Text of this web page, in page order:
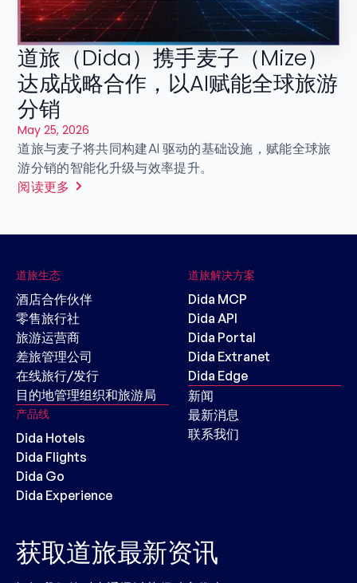
道旅（Dida）携手麦子（Mize）
达成战略合作，以AI赋能全球旅游
分销
May 25, 2026
道旅与麦子将共同构建AI 驱动的基础设施，赋能全球旅
游分销的智能化升级与效率提升。
阅读更多
道旅生态
酒店合作伙伴
零售旅行社
旅游运营商
差旅管理公司
在线旅行/发行
目的地管理组织和旅游局
产品线
Dida Hotels
Dida Flights
Dida Go
Dida Experience
道旅解决方案
Dida MCP
Dida API
Dida Portal
Dida Extranet
Dida Edge
新闻
最新消息
联系我们
获取道旅最新资讯